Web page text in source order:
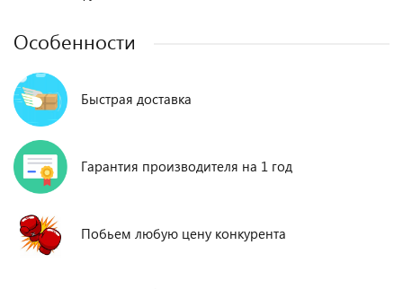
Особенности
Быстрая доставка
Гарантия производителя на 1 год
Побьем любую цену конкурента